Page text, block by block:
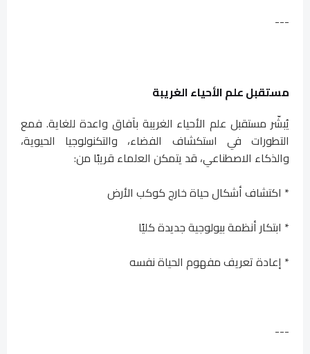
---
مستقبل علم الأحياء الغريبة
يُبشّر مستقبل علم الأحياء الغريبة بآفاق واعدة للغاية. فمع
التطورات في استكشاف الفضاء، والتكنولوجيا الحيوية،
والذكاء الاصطناعي، قد يتمكن العلماء قريبًا من:
* اكتشاف أشكال حياة خارج كوكب الأرض
* ابتكار أنظمة بيولوجية جديدة كليًا
* إعادة تعريف مفهوم الحياة نفسه
---